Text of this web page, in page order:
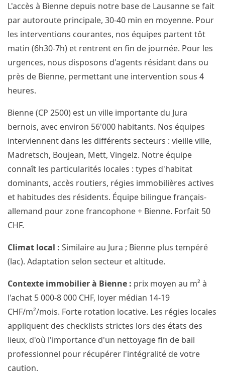
L'accès à Bienne depuis notre base de Lausanne se fait
par autoroute principale, 30-40 min en moyenne. Pour
les interventions courantes, nos équipes partent tôt
matin (6h30-7h) et rentrent en fin de journée. Pour les
urgences, nous disposons d'agents résidant dans ou
près de Bienne, permettant une intervention sous 4
heures.
Bienne (CP 2500) est un ville importante du Jura
bernois, avec environ 56'000 habitants. Nos équipes
interviennent dans les différents secteurs : vieille ville,
Madretsch, Boujean, Mett, Vingelz. Notre équipe
connaît les particularités locales : types d'habitat
dominants, accès routiers, régies immobilières actives
et habitudes des résidents. Équipe bilingue français-
allemand pour zone francophone + Bienne. Forfait 50
CHF.
Climat local : Similaire au Jura ; Bienne plus tempéré
(lac). Adaptation selon secteur et altitude.
Contexte immobilier à Bienne : prix moyen au m² à
l'achat 5 000-8 000 CHF, loyer médian 14-19
CHF/m²/mois. Forte rotation locative. Les régies locales
appliquent des checklists strictes lors des états des
lieux, d'où l'importance d'un nettoyage fin de bail
professionnel pour récupérer l'intégralité de votre
caution.